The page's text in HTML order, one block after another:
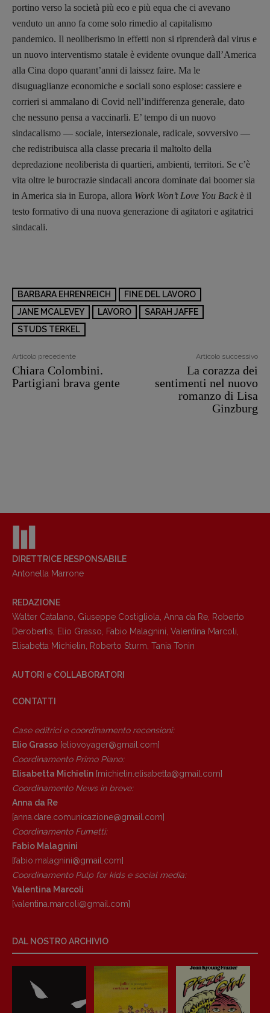
Copyright © 2018 – 2023 Pulp Magazine –
Tribunale Milano n° 5864/2023 – cod. fis.
97943720157 –Privacy
portino verso la società più eco e più equa che ci avevano
venduto un anno fa come solo rimedio al capitalismo
pandemico. Il neoliberismo in effetti non si riprenderà dal virus e
un nuovo interventismo statale è evidente ovunque dall’America
alla Cina dopo quarant’anni di laissez faire. Ma le
disuguaglianze economiche e sociali sono esplose: cassiere e
corrieri si ammalano di Covid nell’indifferenza generale, dato
che nessuno pensa a vaccinarli. E’ tempo di un nuovo
sindacalismo — sociale, intersezionale, radicale, sovversivo —
che redistribuisca alla classe precaria il maltolto della
depredazione neoliberista di quartieri, ambienti, territori. Se c’è
vita oltre le burocrazie sindacali ancora dominate dai boomer sia
in America sia in Europa, allora Work Won’t Love You Back è il
testo formativo di una nuova generazione di agitatori e agitatrici
sindacali.
BARBARA EHRENREICH
FINE DEL LAVORO
JANE MCALEVEY
LAVORO
SARAH JAFFE
STUDS TERKEL
Articolo precedente
Chiara Colombini.
Partigiani brava gente
Articolo successivo
La corazza dei
sentimenti nel nuovo
romanzo di Lisa
Ginzburg
DIRETTRICE RESPONSABILE
Antonella Marrone
REDAZIONE
Walter Catalano Giuseppe Costigliola Anna da Re Roberto
Derobertis
Elio Grasso Fabio Malagnini Valentina Marcoli
Elisabetta Michielin
Roberto Sturm Tania Tonin
AUTORI e COLLABORATORI
CONTATTI
Case editrici e coordinamento recensioni:
Elio Grasso [eliovoyager@gmail.com]
Coordinamento Primo Piano:
Elisabetta Michielin [michielin.elisabetta@gmail.com]
Coordinamento News in breve:
Anna da Re
[anna.dare.comunicazione@gmail. com]
Coordinamento Fumetti:
Fabio Malagnini
[fabio.malagnini@gmail. com]
Coordinamento Pulp for kids e social media:
Valentina Marcoli
[valentina.marcoli@gmail. com]
DAL NOSTRO ARCHIVIO